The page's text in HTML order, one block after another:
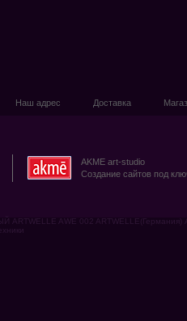
Наш адрес Доставка
AKME art-studio
Создание сайтов под
AWE 002